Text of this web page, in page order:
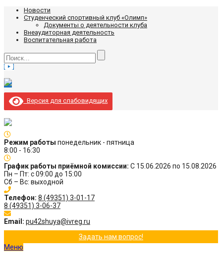
Новости
Студенческий спортивный клуб «Олимп»
Документы о деятельности клуба
Внеаудиторная деятельность
Воспитательная работа
Версия для слабовидящих
Режим работы понедельник - пятница
8:00 - 16:30
График работы приёмной комиссии: С 15.06.2026 по 15.08.2026
Пн – Пт: с 09:00 до 15:00
Сб – Вс: выходной
Телефон: 8 (49351) 3-01-17
8 (49351) 3-06-37
Email: pu42shuya@ivreg.ru
Задать нам вопрос!
Меню